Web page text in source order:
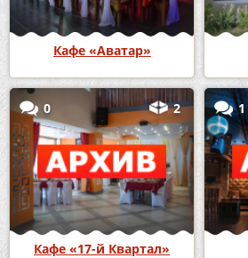
Кафе «Аватар»
0 2
Кафе «17-й Квартал»
1